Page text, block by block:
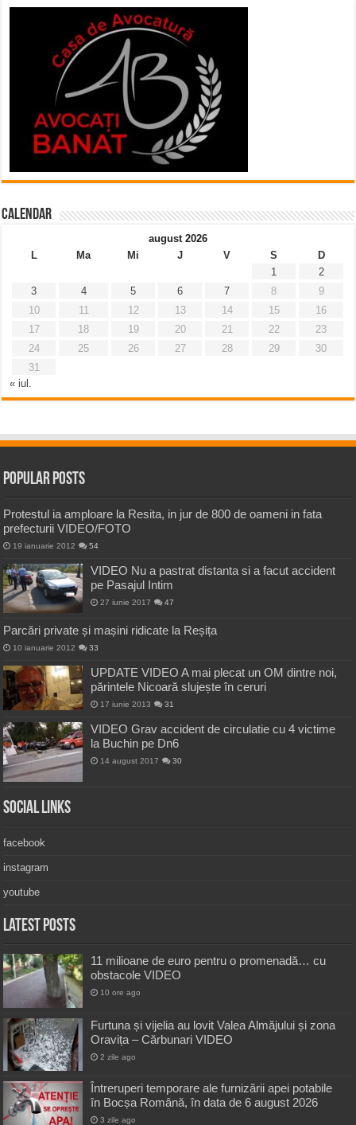
Calendar
august 2026
L
Ma Mi J V S
D
1
2
3
4 5 6 7 8
9
10
11 12 13 14 15
16
17
18 19 20 21 22
23
24
25 26 27 28 29
30
31
« iul.
Popular Posts
Protestul ia amploare la Resita, in jur de 800 de oameni in fata
prefecturii VIDEO/FOTO
19 ianuarie 2012 54
VIDEO Nu a pastrat distanta si a facut accident
pe Pasajul Intim
27 iunie 2017 47
Parcări private și mașini ridicate la Reșița
10 ianuarie 2012 33
UPDATE VIDEO A mai plecat un OM dintre noi,
părintele Nicoară slujește în ceruri
17 iunie 2013 31
VIDEO Grav accident de circulatie cu 4 victime
la Buchin pe Dn6
14 august 2017 30
Social Links
facebook
instagram
youtube
Latest Posts
11 milioane de euro pentru o promenadă… cu
obstacole VIDEO
10 ore ago
Furtuna și vijelia au lovit Valea Almăjului și zona
Oravița – Cărbunari VIDEO
2 zile ago
Întreruperi temporare ale furnizării apei potabile
în Bocșa Română, în data de 6 august 2026
3 zile ago